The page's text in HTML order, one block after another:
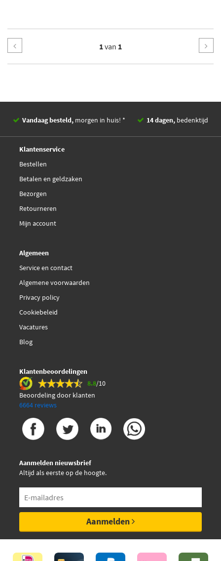
1van 1
Vandaag besteld, morgen in huis! * 14 dagen, bedenktijd
Klantenservice
Bestellen
Betalen en geldzaken
Bezorgen
Retourneren
Mijn account
Algemeen
Service en contact
Algemene voorwaarden
Privacy policy
Cookiebeleid
Vacatures
Blog
Klantenbeoordelingen
8.8/10
Beoordeling door klanten
6664 reviews
Aanmelden nieuwsbrief
Altijd als eerste op de hoogte.
Aanmelden